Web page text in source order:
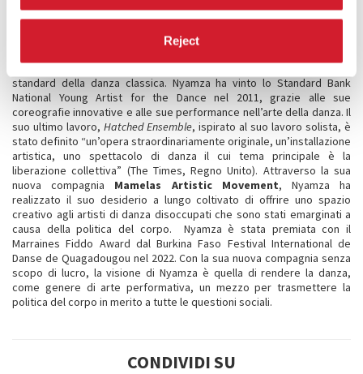
Reject
valso il Dance Umbrella Award per la migliore performance di una
ballerina in stile contemporaneo nel 2000. Nel 2007, le innovative idee
di Nyamza hanno preso forma, portando alla creazione dell’acclamato
demistificazione, decostruzione e profanzaione delle regole e degli
standard della danza classica. Nyamza ha vinto lo Standard Bank
National Young Artist for the Dance nel 2011, grazie alle sue
coreografie innovative e alle sue performance nell’arte della danza. Il
suo ultimo lavoro, Hatched Ensemble, ispirato al suo lavoro solista, è
stato definito “un’opera straordinariamente originale, un’installazione
artistica, uno spettacolo di danza il cui tema principale è la
liberazione collettiva” (The Times, Regno Unito). Attraverso la sua
nuova compagnia Mamelas Artistic Movement, Nyamza ha
realizzato il suo desiderio a lungo coltivato di offrire uno spazio
creativo agli artisti di danza disoccupati che sono stati emarginati a
causa della politica del corpo. Nyamza è stata premiata con il
Marraines Fiddo Award dal Burkina Faso Festival International de
Danse de Quagadougou nel 2022. Con la sua nuova compagnia senza
scopo di lucro, la visione di Nyamza è quella di rendere la danza,
come genere di arte performativa, un mezzo per trasmettere la
politica del corpo in merito a tutte le questioni sociali.
CONDIVIDI SU